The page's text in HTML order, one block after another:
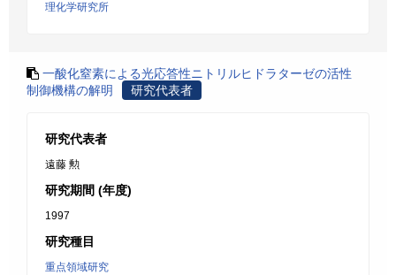
理化学研究所
一酸化窒素による光応答性ニトリルヒドラターゼの活性
制御機構の解明
研究代表者
研究代表者
遠藤 勲
研究期間 (年度)
1997
研究種目
重点領域研究